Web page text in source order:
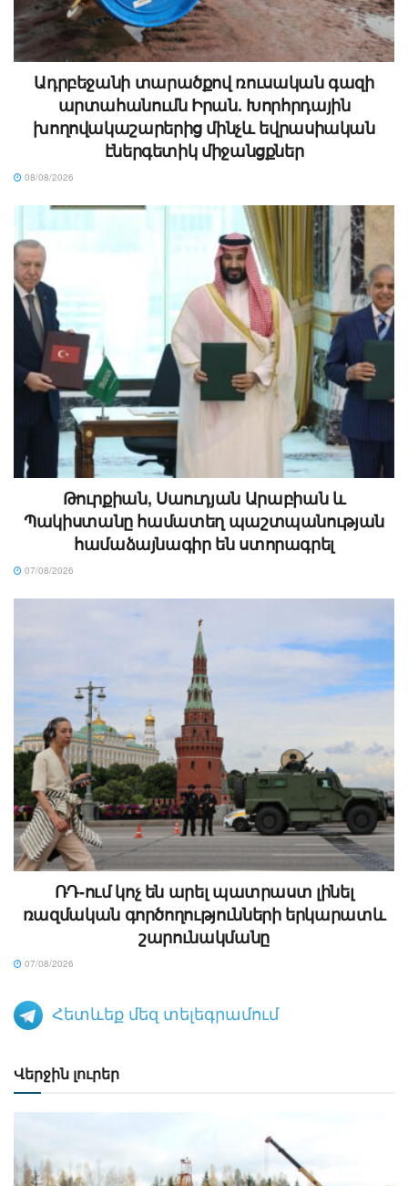
Ադրբեջանի տարածքով ռուսական գազի
արտահանումն Իրան. Խորհրդային
խողովակաշարերից մինչև եվրասիական
էներգետիկ միջանցքներ
08/08/2026
Թուրքիան, Սաուդյան Արաբիան և
Պակիստանը համատեղ պաշտպանության
համաձայնագիր են ստորագրել
07/08/2026
ՌԴ-ում կոչ են արել պատրաստ լինել
ռազմական գործողությունների երկարատև
շարունակմանը
07/08/2026
Հետևեք մեզ տելեգրամում
Վերջին լուրեր